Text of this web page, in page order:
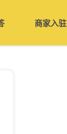
商家入驻